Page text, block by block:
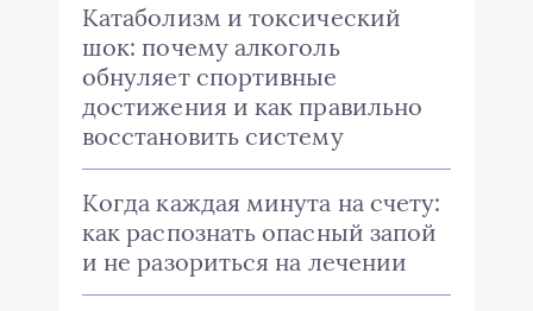
Катаболизм и токсический
шок: почему алкоголь
обнуляет спортивные
достижения и как правильно
восстановить систему
Когда каждая минута на счету:
как распознать опасный запой
и не разориться на лечении